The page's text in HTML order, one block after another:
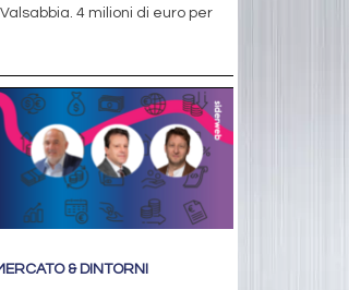
4 milioni di euro per
& DINTORNI